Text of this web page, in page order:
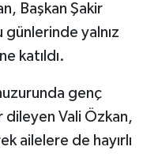
Başkan Şakir
günlerinde yalnız
katıldı.
genç
Vali Özkan,
ailelere de hayırlı